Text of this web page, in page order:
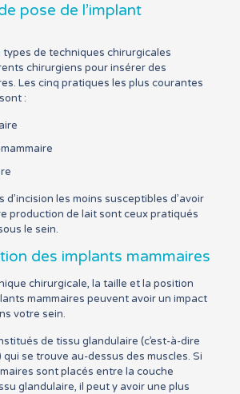
pose de l’implant
de techniques chirurgicales
chirurgiens pour insérer des
Les cinq pratiques les plus courantes
:
d’incision les moins susceptibles d’avoir
production de lait sont ceux pratiqués
le sein.
des implants mammaires
chirurgicale, la taille et la position
mammaires peuvent avoir un impact
votre sein.
de tissu glandulaire (c’est-à-dire
se trouve au-dessus des muscles. Si
sont placés entre la couche
glandulaire, il peut y avoir une plus